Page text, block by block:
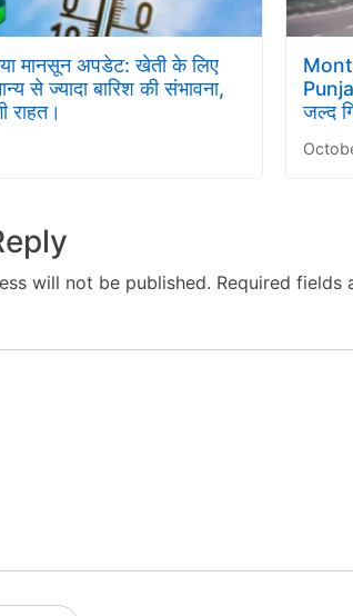
मानसून अपडेट: खेती के लिए
से ज्यादा बारिश की संभावना,
राहत।
जल्द
will not be published. Required fields